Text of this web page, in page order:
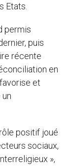
Etats.
permis
puis
récente
en
favorise et
positif joué
sociaux,
»,